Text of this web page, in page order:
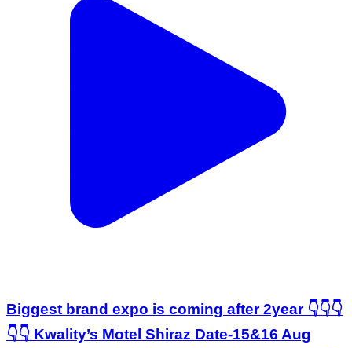
Biggest brand expo is coming after 2year 👇👇👇
👇👇 Kwality’s Motel Shiraz Date-15&16 Aug